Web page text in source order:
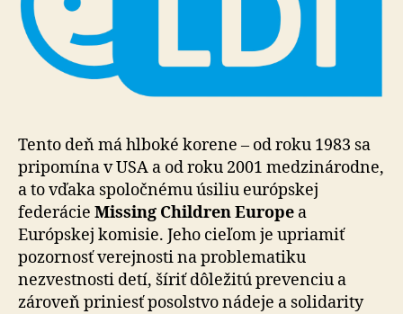
Tento deň má hlboké korene – od roku 1983 sa
pripomína v USA a od roku 2001 medzinárodne,
a to vďaka spo­loč­né­mu úsiliu európskej
federácie Missing Children Europe a
Európskej komisie. Jeho cieľom je upriamiť
pozornosť verejnosti na problematiku
nezvestnosti detí, šíriť dô­le­ži­tú prevenciu a
zároveň priniesť posolstvo nádeje a so­li­da­ri­ty